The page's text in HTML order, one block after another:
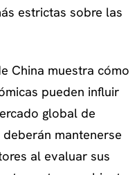
estrictas sobre las
China muestra cómo
pueden influir
global de
mantenerse
al evaluar sus